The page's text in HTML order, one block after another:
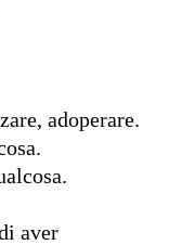
adoperare.
aver